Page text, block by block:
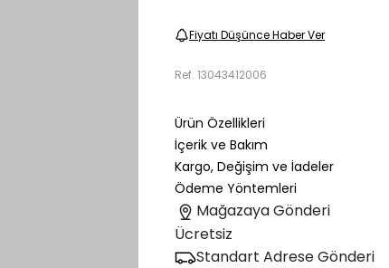
Fiyatı Düşünce Haber Ver
Ref. 13043412006
Ürün Özellikleri
İçerik ve Bakım
Kargo, Değişim ve İadeler
Ödeme Yöntemleri
Mağazaya Gönderi
Ücretsiz
Standart Adrese Gönderi